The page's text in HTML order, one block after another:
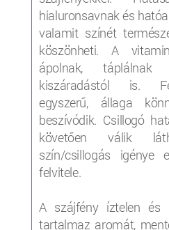
hialuronsavnak és
valamit színét
köszönheti. A
ápolnak,
kiszáradástól is.
egyszerű, állaga
beszívódik. Csillogó
követően válik
szín/csillogás igénye
felvitele.
A szájfény íztelen és
tartalmaz aromát,